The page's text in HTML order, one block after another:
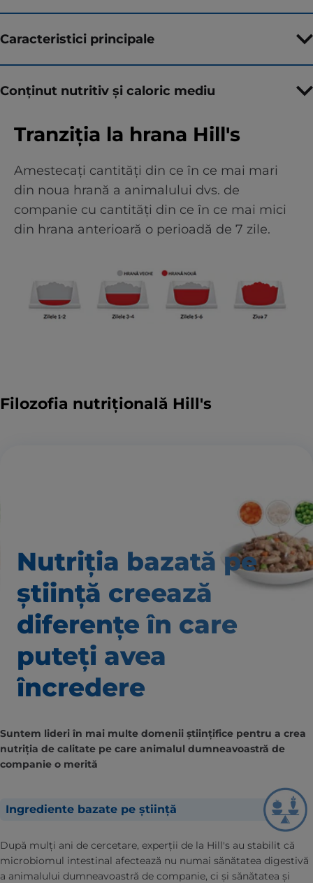
Caracteristici principale
Conținut nutritiv și caloric mediu
Tranziția la hrana Hill's
Amestecați cantități din ce în ce mai mari
din noua hrană a animalului dvs. de
companie cu cantități din ce în ce mai mici
din hrana anterioară o perioadă de 7 zile.
Filozofia nutrițională Hill's
Nutriția bazată pe
știință creează
diferențe în care
puteți avea
încredere
Suntem lideri în mai multe domenii științifice pentru a crea
nutriția de calitate pe care animalul dumneavoastră de
companie o merită
Ingrediente bazate pe știință
După mulți ani de cercetare, experții de la Hill's au stabilit că
microbiomul intestinal afectează nu numai sănătatea digestivă
a animalului dumneavoastră de companie, ci și sănătatea și